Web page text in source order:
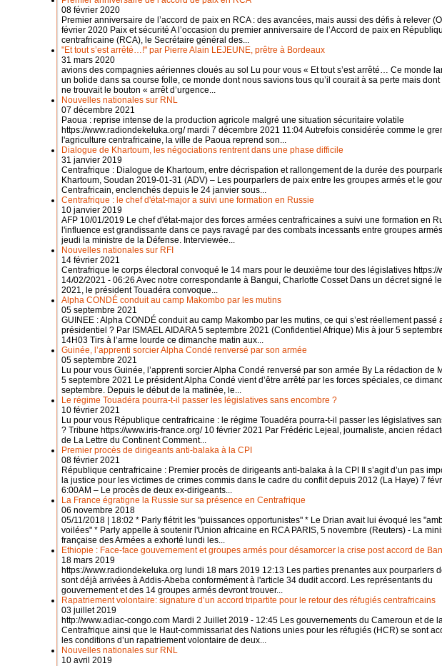
08 février 2020
Premier anniversaire de l’accord de paix en RCA : des avancées, mais aussi des défis à relever
février 2020 Paix et sécurité A l’occasion du premier anniversaire de l’Accord de paix en
centrafricaine (RCA), le Secrétaire général des...
"Et tout s’est arrêté…!" par Pierre Alain LEJEUNE, prêtre à Bordeaux
31 mars 2020
avions des compagnies aériennes cloués au sol Lu pour vous « Et tout s’est arrêté… Ce monde
un bolide dans sa course folle, ce monde dont nous savions tous qu’il courait à sa perte mais
ne trouvait le bouton « arrêt d’urgence...
Nouvelles nationales sur RNL
07 décembre 2021
Paoua : reprise intense de la production agricole malgré une situation sécuritaire volatile
https://www.radiondekeluka.org/ mardi 7 décembre 2021 11:04 Autrefois considérée comme le
l'agriculture centrafricaine, la ville de Paoua reprend son...
Dialogue de Khartoum, les négociations rentrent dans une phase difficile
31 janvier 2019
Centrafrique : Dialogue de Khartoum, entre décrispation et rallongement de la durée des
Khartoum, Soudan 2019-01-31 (ADV) – Les pourparlers de paix entre les groupes armés et le
Centrafricain, enclenchés depuis le 24 janvier sous...
Centrafrique : le chef d'état-major a suivi une formation en Russie
10 janvier 2019
AFP 10/01/2019 Le chef d'état-major des forces armées centrafricaines a suivi une formation en
l'influence est grandissante dans ce pays ravagé par des combats incessants entre groupes
jeudi la ministre de la Défense. Interviewée...
Nouvelles nationales sur RFI
14 février 2021
Centrafrique le corps électoral convoqué le 14 mars pour le deuxième tour des législatives https://
14/02/2021 - 06:26 Avec notre correspondante à Bangui, Charlotte Cosset Dans un décret signé
2021, le président Touadéra convoque...
Alpha CONDÉ conduit au camp Makombo par les mutins
05 septembre 2021
GUINEE : Alpha CONDÉ conduit au camp Makombo par les mutins, ce qui s’est réellement passé
présidentiel ? Par ISMAEL AIDARA 5 septembre 2021 (Confidentiel Afrique) Mis à jour 5
14H03 Tirs à l’arme lourde ce dimanche matin aux...
Guinée, l’apprenti sorcier Alpha Condé renversé par son armée
05 septembre 2021
Lu pour vous Guinée, l’apprenti sorcier Alpha Condé renversé par son armée By La rédaction de
5 septembre 2021 Le président Alpha Condé vient d’être arrêté par les forces spéciales, ce
septembre. Depuis le début de la matinée, le...
Le régime Touadéra pourra-t-il passer les législatives sans encombre ?
10 février 2021
Lu pour vous République centrafricaine : le régime Touadéra pourra-t-il passer les législatives
? Tribune https://www.iris-france.org/ 10 février 2021 Par Frédéric Lejeal, journaliste, ancien
de La Lettre du Continent Comment...
Premier procès de dirigeants anti-balaka à la CPI
08 février 2021
République centrafricaine : Premier procès de dirigeants anti-balaka à la CPI Il s’agit d’un pas
la justice pour les victimes de crimes commis dans le cadre du conflit depuis 2012 (La Haye) 7
6:00AM – Le procès de deux ex-dirigeants...
La France égratigne la Russie sur sa présence en Centrafrique
06 novembre 2018
05/11/2018 | 18:02 * Parly flétrit les "puissances opportunistes" * Le Drian avait lui évoqué les
voilées" * Parly appelle à soutenir l'Union africaine en RCA PARIS, 5 novembre (Reuters) - La
française des Armées a exhorté lundi les...
Ethiopie : Face-face gouvernement et groupes armés pour désamorcer la crise post accord de
18 mars 2019
https://www.radiondekeluka.org lundi 18 mars 2019 12:13 Les parties prenantes aux pourparlers
sont déjà arrivées à Addis-Abeba conformément à l'article 34 dudit accord. Les représentants du
gouvernement et des 14 groupes armés devront trouver...
Rapatriement volontaire: signature d’un accord tripartite pour le retour des réfugiés centrafricains
03 juillet 2019
http://www.adiac-congo.com Mardi 2 Juillet 2019 - 12:45 Les gouvernements du Cameroun et de
Centrafrique ainsi que le Haut-commissariat des Nations unies pour les réfugiés (HCR) se sont
les conditions d’un rapatriement volontaire de deux...
Nouvelles nationales sur RNL
10 avril 2019